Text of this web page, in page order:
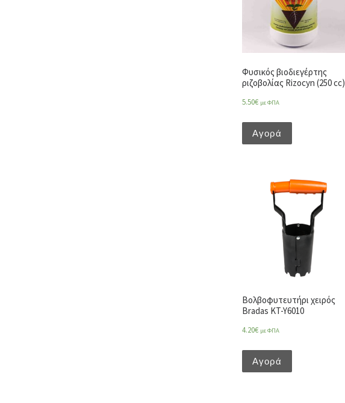
Φυσικός βιοδιεγέρτης
ριζοβολίας Rizocyn (250 cc)
5.50€ με ΦΠΑ
Αγορά
Βολβοφυτευτήρι χειρός
Bradas KT-Y6010
4.20€ με ΦΠΑ
Αγορά